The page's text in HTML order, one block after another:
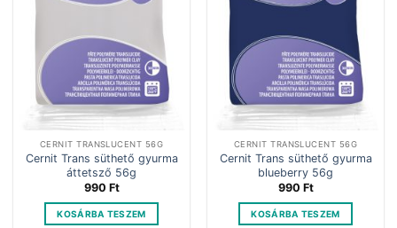
CERNIT TRANSLUCENT 56G
Cernit Trans süthető gyurma
áttetsző 56g
990 Ft
KOSÁRBA TESZEM
CERNIT TRANSLUCENT 56G
Cernit Trans süthető gyurma
blueberry 56g
990 Ft
KOSÁRBA TESZEM